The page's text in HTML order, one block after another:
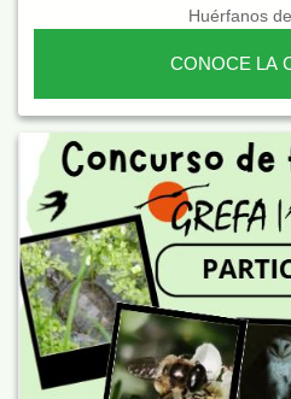
Huérfanos
CONOCE LA